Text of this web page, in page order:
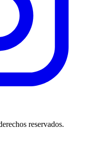
reservados.